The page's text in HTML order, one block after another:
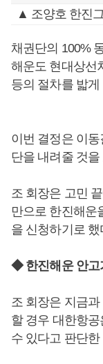
▲ 조양호 한진
채권단의 100%
해운도 현대상선
등의 절차를 밟
이번 결정은 이
단을 내려줄 것
조 회장은 고민
만으로 한진해운
을 신청하기로 했
◆ 한진해운 안고
조 회장은 지금
할 경우 대한항
수 있다고 판단